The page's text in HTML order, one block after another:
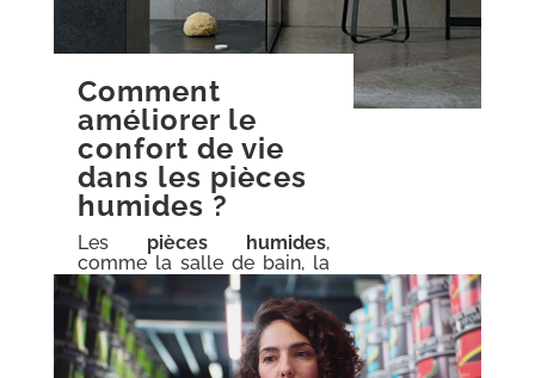
Comment
améliorer le
confort de vie
dans les pièces
humides ?
Les pièces humides,
comme la salle de bain, la
cuisine ou encore la
buanderie, nécessitent des
solutions spécifiques pour
garantir leur durabilité et
leur confort.